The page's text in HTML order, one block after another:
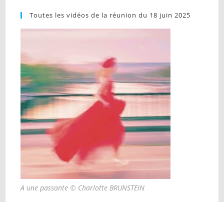
Toutes les vidéos de la réunion du 18 juin 2025
A une passante © Charlotte BRUNSTEIN